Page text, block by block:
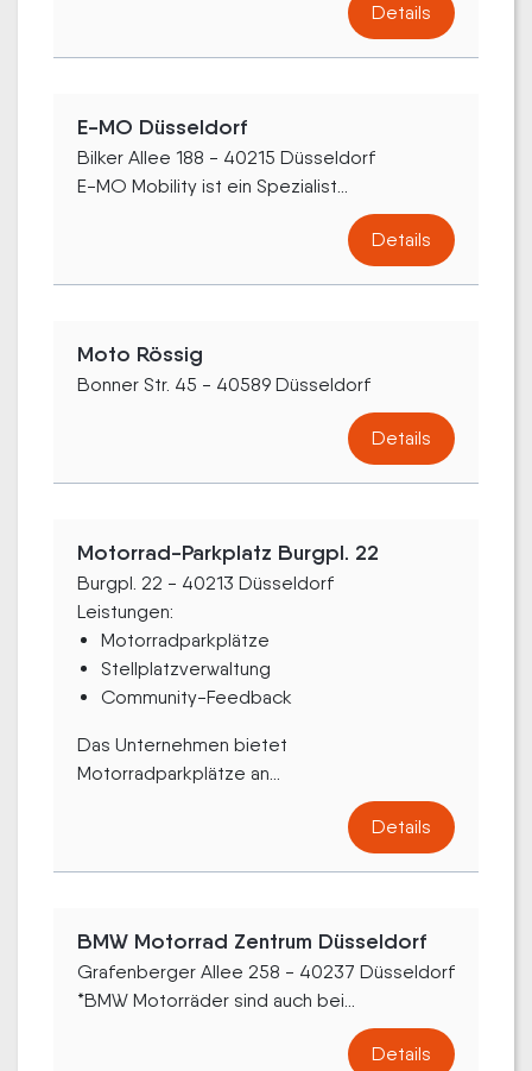
Details
E-MO Düsseldorf
Bilker Allee 188 - 40215 Düsseldorf
E-MO Mobility ist ein Spezialist...
Details
Moto Rössig
Bonner Str. 45 - 40589 Düsseldorf
Details
Motorrad-Parkplatz Burgpl. 22
Burgpl. 22 - 40213 Düsseldorf
Leistungen:
Motorradparkplätze
Stellplatzverwaltung
Community-Feedback
Das Unternehmen bietet
Motorradparkplätze an...
Details
BMW Motorrad Zentrum Düsseldorf
Grafenberger Allee 258 - 40237 Düsseldorf
*BMW Motorräder sind auch bei...
Details